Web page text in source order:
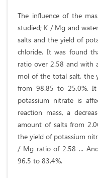
The influence of the
studied; K / Mg and
salts and the yield of
chloride. It was found
ratio over 2.58 and with
mol of the total salt, the
from 98.85 to 25.0%.
potassium nitrate is
reaction mass, a
amount of salts from
the yield of potassium
/ Mg ratio of 2.58 ...
96.5 to 83.4%.